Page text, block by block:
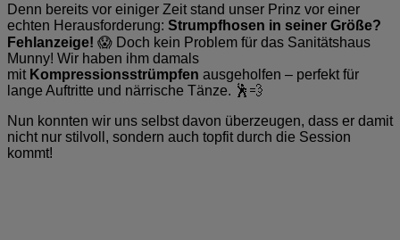
Denn bereits vor einiger Zeit stand unser Prinz vor einer
echten Herausforderung: Strumpfhosen in seiner Größe?
Fehlanzeige! 😱 Doch kein Problem für das Sanitätshaus
Munny! Wir haben ihm damals
mit Kompressionsstrümpfen ausgeholfen – perfekt für
lange Auftritte und närrische Tänze. 🕺💨
Nun konnten wir uns selbst davon überzeugen, dass er damit
nicht nur stilvoll, sondern auch topfit durch die Session
kommt!